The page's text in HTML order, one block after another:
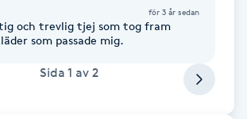
för 3 år sedan
och trevlig tjej som tog fram
som passade mig.
Sida 1 av 2